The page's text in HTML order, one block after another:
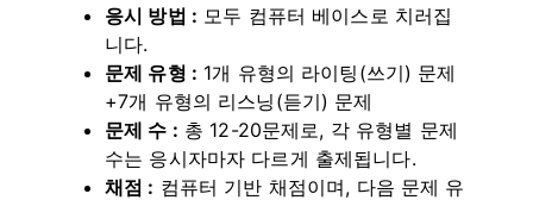
응시 방법 : 모두 컴퓨터 베이스로 치러집
니다.
문제 유형 : 1개 유형의 라이팅(쓰기) 문제
+7개 유형의 리스닝(듣기) 문제
문제 수 : 총 12-20문제로, 각 유형별 문제
수는 응시자마자 다르게 출제됩니다.
채점 : 컴퓨터 기반 채점이며, 다음 문제 유